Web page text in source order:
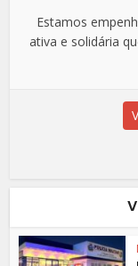
Estamos
ativa e solidária